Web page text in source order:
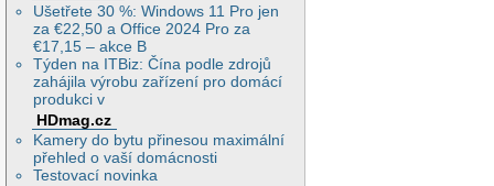
Ušetřete 30 %: Windows 11 Pro jen
za €22,50 a Office 2024 Pro za
€17,15 – akce B
Týden na ITBiz: Čína podle zdrojů
zahájila výrobu zařízení pro domácí
produkci v
HDmag.cz
Kamery do bytu přinesou maximální
přehled o vaší domácnosti
Testovací novinka